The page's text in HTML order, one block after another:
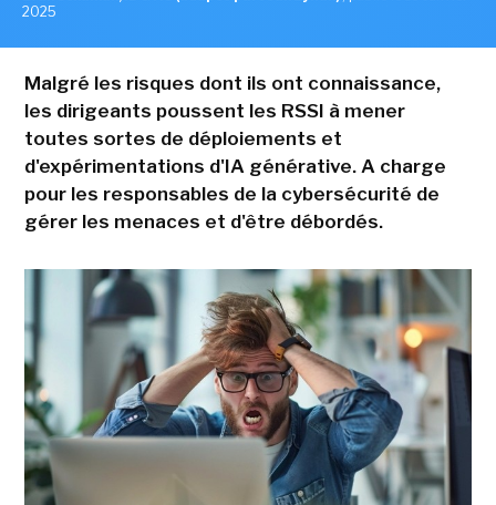
2025
Malgré les risques dont ils ont connaissance,
les dirigeants poussent les RSSI à mener
toutes sortes de déploiements et
d'expérimentations d'IA générative. A charge
pour les responsables de la cybersécurité de
gérer les menaces et d'être débordés.